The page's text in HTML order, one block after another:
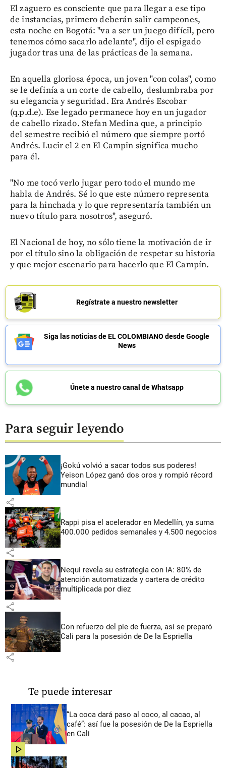
El zaguero es consciente que para llegar a ese tipo
de instancias, primero deberán salir campeones,
esta noche en Bogotá: "va a ser un juego difícil, pero
tenemos cómo sacarlo adelante", dijo el espigado
jugador tras una de las prácticas de la semana.
En aquella gloriosa época, un joven "con colas", como
se le definía a un corte de cabello, deslumbraba por
su elegancia y seguridad. Era Andrés Escobar
(q.p.d.e). Ese legado permanece hoy en un jugador
de cabello rizado. Stefan Medina que, a principio
del semestre recibió el número que siempre portó
Andrés. Lucir el 2 en El Campin significa mucho
para él.
"No me tocó verlo jugar pero todo el mundo me
habla de Andrés. Sé lo que este número representa
para la hinchada y lo que representaría también un
nuevo título para nosotros", aseguró.
El Nacional de hoy, no sólo tiene la motivación de ir
por el título sino la obligación de respetar su historia
y que mejor escenario para hacerlo que El Campín.
Regístrate a nuestro newsletter
Siga las noticias de EL COLOMBIANO desde Google
News
Únete a nuestro canal de Whatsapp
Para seguir leyendo
¡Gokú volvió a sacar todos sus poderes!
Yeison López ganó dos oros y rompió récord
mundial
share
Rappi pisa el acelerador en Medellín, ya suma
400.000 pedidos semanales y 4.500 negocios
share
Nequi revela su estrategia con IA: 80% de
atención automatizada y cartera de crédito
multiplicada por diez
share
Con refuerzo del pie de fuerza, así se preparó
Cali para la posesión de De la Espriella
share
Te puede interesar
“La coca dará paso al coco, al cacao, al
café”: así fue la posesión de De la Espriella
en Cali
share